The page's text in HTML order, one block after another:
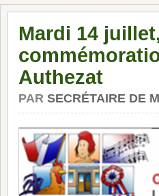
Mardi 14
Authezat
PAR SECRÉTAIRE DE